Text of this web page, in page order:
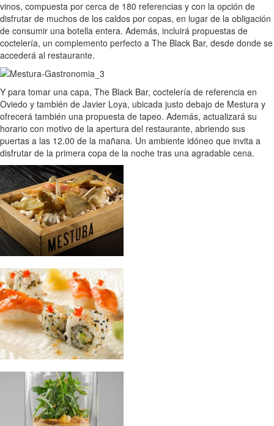
vinos, compuesta por cerca de 180 referencias y con la opción de
disfrutar de muchos de los caldos por copas, en lugar de la obligación
de consumir una botella entera. Además, incluirá propuestas de
coctelería, un complemento perfecto a The Black Bar, desde donde se
accederá al restaurante.
Y para tomar una capa, The Black Bar, coctelería de referencia en
Oviedo y también de Javier Loya, ubicada justo debajo de Mestura y
ofrecerá también una propuesta de tapeo. Además, actualizará su
horario con motivo de la apertura del restaurante, abriendo sus
puertas a las 12.00 de la mañana. Un ambiente idóneo que invita a
disfrutar de la primera copa de la noche tras una agradable cena.